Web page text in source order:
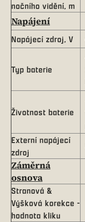
nočního vidění, m
Napájení
Napájecí zdroj, V
Typ baterie
Životnost baterie
Externí napájecí
zdroj
Záměrná
osnova
Stranová &
Výšková korekce -
hodnota kliku